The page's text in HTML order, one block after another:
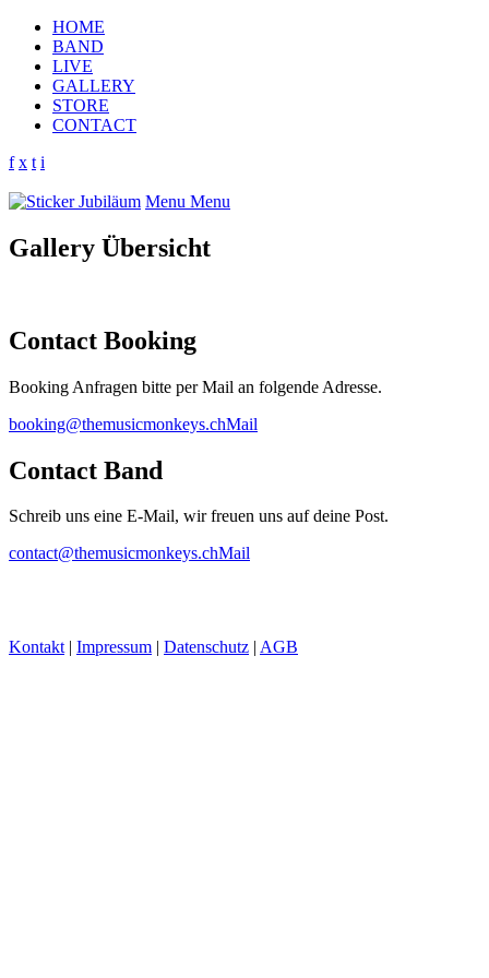
HOME
BAND
LIVE
GALLERY
STORE
CONTACT
f x t i
Menu Menu
Gallery Übersicht
Contact Booking
Booking Anfragen bitte per Mail an folgende Adresse.
booking@themusicmonkeys.chMail
Contact Band
Schreib uns eine E-Mail, wir freuen uns auf deine Post.
contact@themusicmonkeys.chMail
Kontakt | Impressum | Datenschutz | AGB